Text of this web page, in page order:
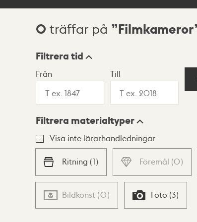
Sökresultat
0 träffar på Filmkameror
Visningsläge
Lista Karta
Filtrera tid
Från Till
Filtrera materialtyper
Visa inte lärarhandledningar
Ritning (1) Föremål (0)
Bildkonst (0) Foto (3)